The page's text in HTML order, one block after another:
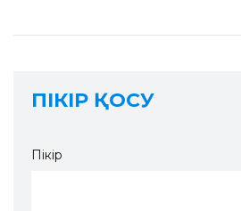
ПІКІР ҚОСУ
Пікір